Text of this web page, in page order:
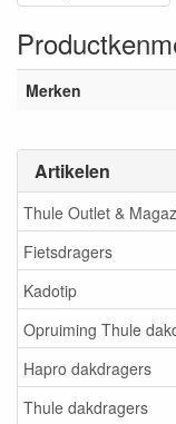
Artikelen
Thule Outlet &
Fietsdragers
Kadotip
Opruiming Thule
Hapro dakdragers
Thule dakdragers
Merken